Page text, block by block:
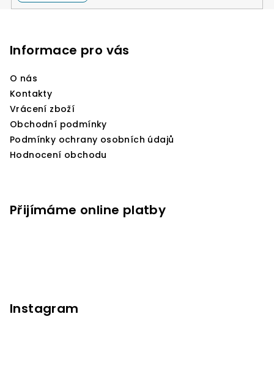
Informace pro vás
O nás
Kontakty
Vrácení zboží
Obchodní podmínky
Podmínky ochrany osobních údajů
Hodnocení obchodu
Přijímáme online platby
Instagram